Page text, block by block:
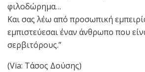
φιλοδώρημα…
Και σας λέω από προσωπική
εμπιστεύεσαι έναν άνθρωπο που
σερβιτόρους.”
(Via: Τάσος Δούσης)